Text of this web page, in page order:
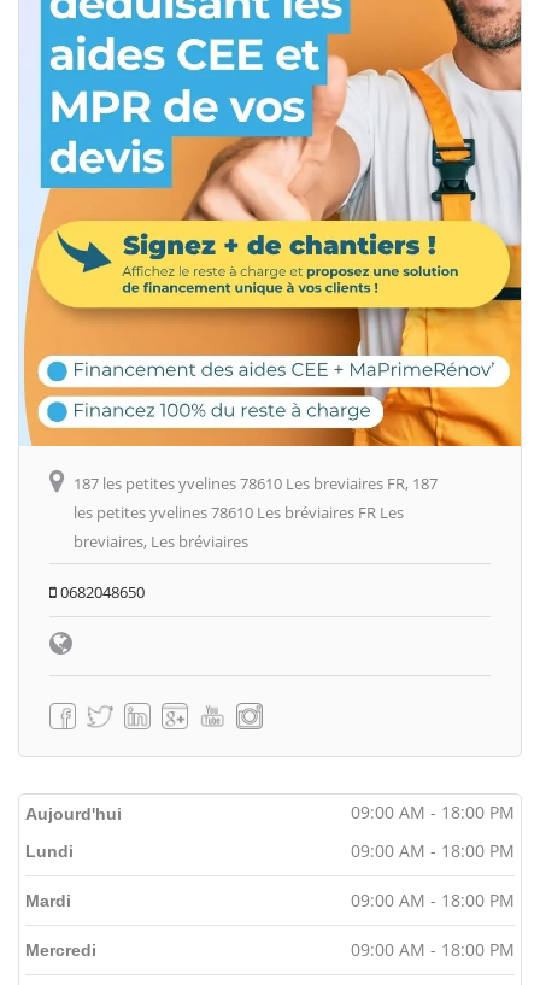
187 les petites yvelines 78610 Les breviaires FR, 187
les petites yvelines 78610 Les bréviaires FR Les
breviaires, Les bréviaires
0682048650
Aujourd'hui 09:00 AM - 18:00 PM
Lundi 09:00 AM - 18:00 PM
Mardi 09:00 AM - 18:00 PM
Mercredi 09:00 AM - 18:00 PM